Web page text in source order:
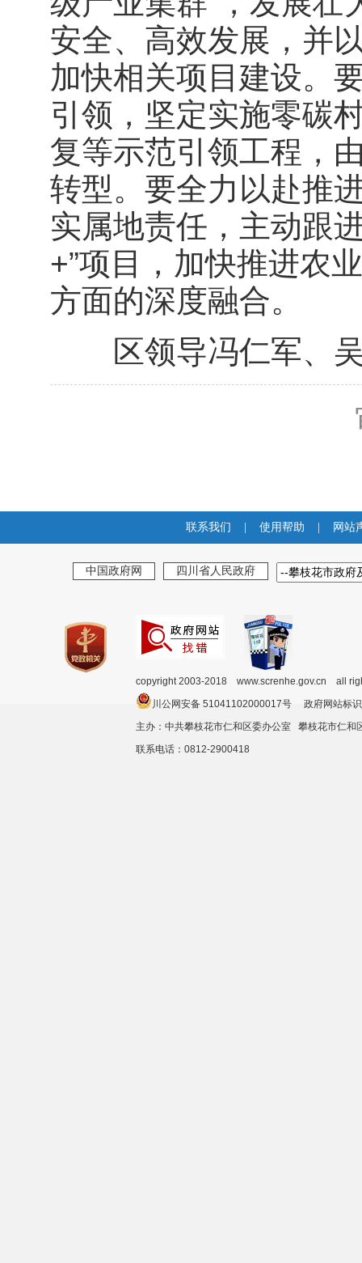
安全、高效发展，并
加快相关项目建设。
引领，坚定实施零碳
复等示范引领工程，
转型。要全力以赴推
实属地责任，主动跟
+”项目，加快推进农
方面的深度融合。
区领导冯仁军、吴
联系我们 使用帮助 网站
中国政府网 四川省人民政府
copyright 2003-2018 www.screnhe.gov.cn all
川公网安备 51041102000017号 政府网站
主办：中共攀枝花市仁和区委办公室 攀枝花市仁
联系电话：0812-2900418